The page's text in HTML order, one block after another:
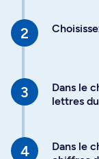
Dans le
lettres
Dans le